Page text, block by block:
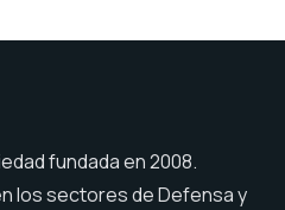
fundada en 2008.
los sectores de Defensa y